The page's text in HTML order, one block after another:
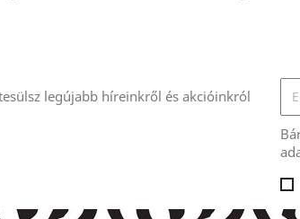
legújabb híreinkről és akcióinkról